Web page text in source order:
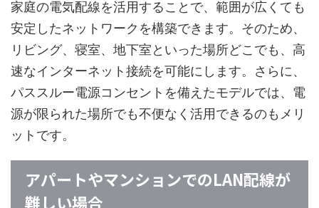
家庭の電気配線を活用することで、範囲が広くても
安定したネットワークを構築できます。そのため、
リビング、寝室、地下室といった場所どこでも、高
速なインターネット接続を可能にします。さらに、
パススルー電源コンセントを備えたモデルでは、電
源が限られた場所でも不便なく活用できるのもメリ
ットです。
アパートやマンションでのLAN配線が
難しい場合